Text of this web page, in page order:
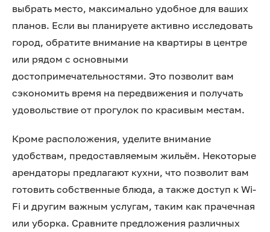
выбрать место, максимально удобное для ваших
планов. Если вы планируете активно исследовать
город, обратите внимание на квартиры в центре
или рядом с основными
достопримечательностями. Это позволит вам
сэкономить время на передвижения и получать
удовольствие от прогулок по красивым местам.
Кроме расположения, уделите внимание
удобствам, предоставляемым жильём. Некоторые
арендаторы предлагают кухни, что позволит вам
готовить собственные блюда, а также доступ к Wi-
Fi и другим важным услугам, таким как прачечная
или уборка. Сравните предложения различных